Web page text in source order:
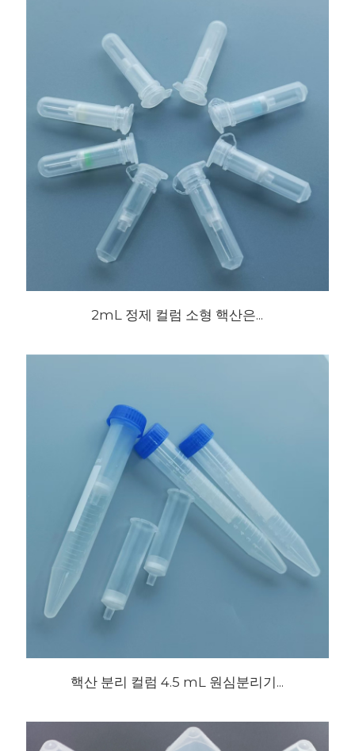
2mL 정제 컬럼 소형 핵산은...
핵산 분리 컬럼 4.5 mL 원심분리기...